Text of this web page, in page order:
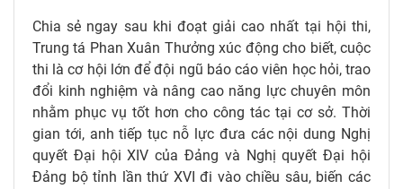
Chia sẻ ngay sau khi đoạt giải cao nhất tại hội thi,
Trung tá Phan Xuân Thưởng xúc động cho biết, cuộc
thi là cơ hội lớn để đội ngũ báo cáo viên học hỏi, trao
đổi kinh nghiệm và nâng cao năng lực chuyên môn
nhằm phục vụ tốt hơn cho công tác tại cơ sở. Thời
gian tới, anh tiếp tục nỗ lực đưa các nội dung Nghị
quyết Đại hội XIV của Đảng và Nghị quyết Đại hội
Đảng bộ tỉnh lần thứ XVI đi vào chiều sâu, biến các